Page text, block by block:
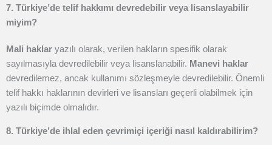
7. Türkiye’de telif hakkımı devredebilir veya lisanslayabilir
miyim?
Mali haklar yazılı olarak, verilen hakların spesifik olarak
sayılmasıyla devredilebilir veya lisanslanabilir. Manevi haklar
devredilemez, ancak kullanımı sözleşmeyle devredilebilir. Önemli
telif hakkı haklarının devirleri ve lisansları geçerli olabilmek için
yazılı biçimde olmalıdır.
8. Türkiye’de ihlal eden çevrimiçi içeriği nasıl kaldırabilirim?